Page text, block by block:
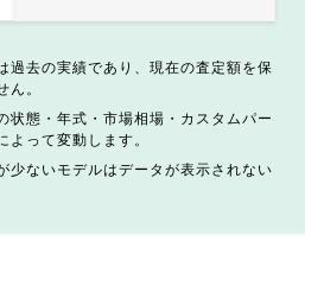
過去の実績であり、現在の査定額を保
ん。
状態・年式・市場相場・カスタムパー
よって変動します。
少ないモデルはデータが表示されない